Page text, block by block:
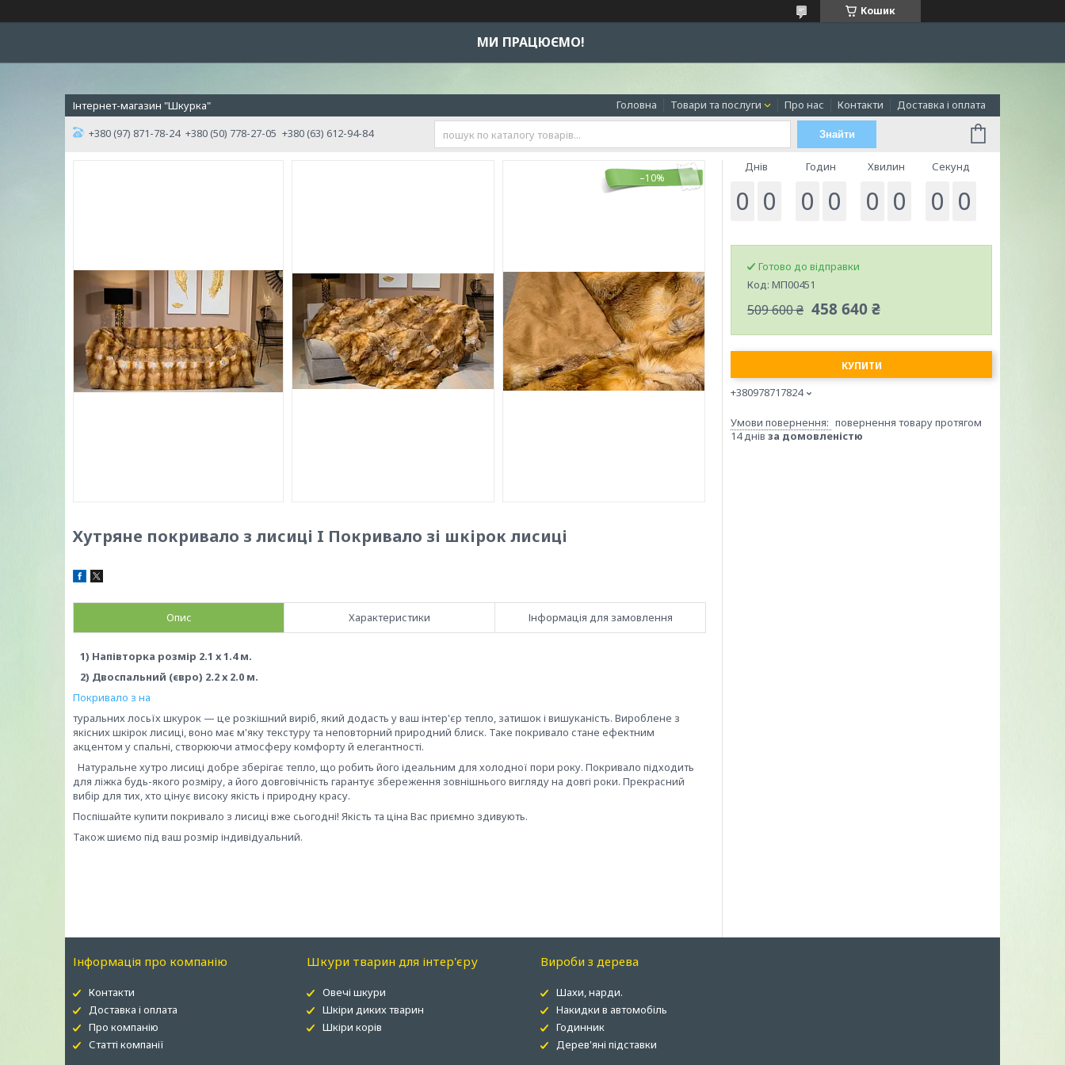
Кошик
МИ ПРАЦЮЄМО!
Інтернет-магазин "Шкурка" Головна Товари та послуги Про нас Контакти Доставка і оплата
+380 (97) 871-78-24 +380 (50) 778-27-05 +380 (63) 612-94-84 Знайти
–10%
Хутряне покривало з лисиці I Покривало зі шкірок лисиці
Опис Характеристики Інформація для замовлення
1) Напівторка розмір 2.1 х 1.4 м.
2) Двоспальний (євро) 2.2 х 2.0 м.
Покривало з на
туральних лосьїх шкурок — це розкішний виріб, який додасть у ваш інтер'єр тепло, затишок і вишуканість. Вироблене з
якісних шкірок лисиці, воно має м'яку текстуру та неповторний природний блиск. Таке покривало стане ефектним
акцентом у спальні, створюючи атмосферу комфорту й елегантності.
Натуральне хутро лисиці добре зберігає тепло, що робить його ідеальним для холодної пори року. Покривало підходить
для ліжка будь-якого розміру, а його довговічність гарантує збереження зовнішнього вигляду на довгі роки. Прекрасний
вибір для тих, хто цінує високу якість і природну красу.
Поспішайте купити покривало з лисиці вже сьогодні! Якість та ціна Вас приємно здивують.
Також шиємо під ваш розмір індивідуальний.
Днів
0 0
Годин
0 0
Хвилин
0 0
Секунд
0 0
Готово до відправки
Код: МП00451
509 600 ₴ 458 640 ₴
КУПИТИ
+380978717824
повернення товару протягом
14 днів за домовленістю
Інформація про компанію
Контакти
Доставка і оплата
Про компанію
Статті компанії
Шкури тварин для інтер'єру
Овечі шкури
Шкіри диких тварин
Шкіри корів
Вироби з дерева
Шахи, нарди.
Накидки в автомобіль
Годинник
Дерев'яні підставки